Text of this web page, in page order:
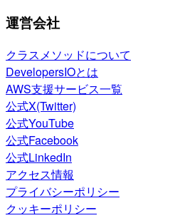
運営会社
クラスメソッドについて
DevelopersIOとは
AWS支援サービス一覧
公式X(Twitter)
公式YouTube
公式Facebook
公式LinkedIn
アクセス情報
プライバシーポリシー
クッキーポリシー